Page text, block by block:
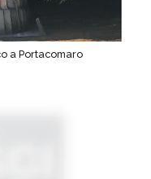
a Portacomaro